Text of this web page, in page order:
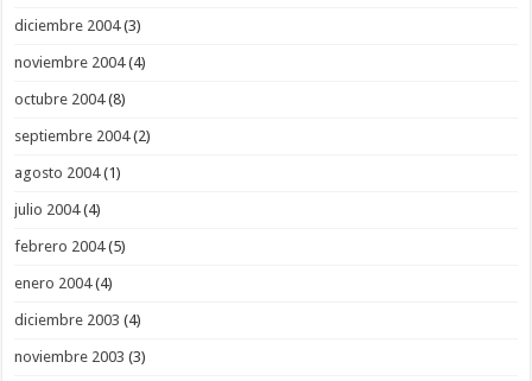
diciembre 2004(3)
noviembre 2004(4)
octubre 2004(8)
septiembre 2004(2)
agosto 2004(1)
julio 2004(4)
febrero 2004(5)
enero 2004(4)
diciembre 2003 (4)
noviembre 2003 (3)